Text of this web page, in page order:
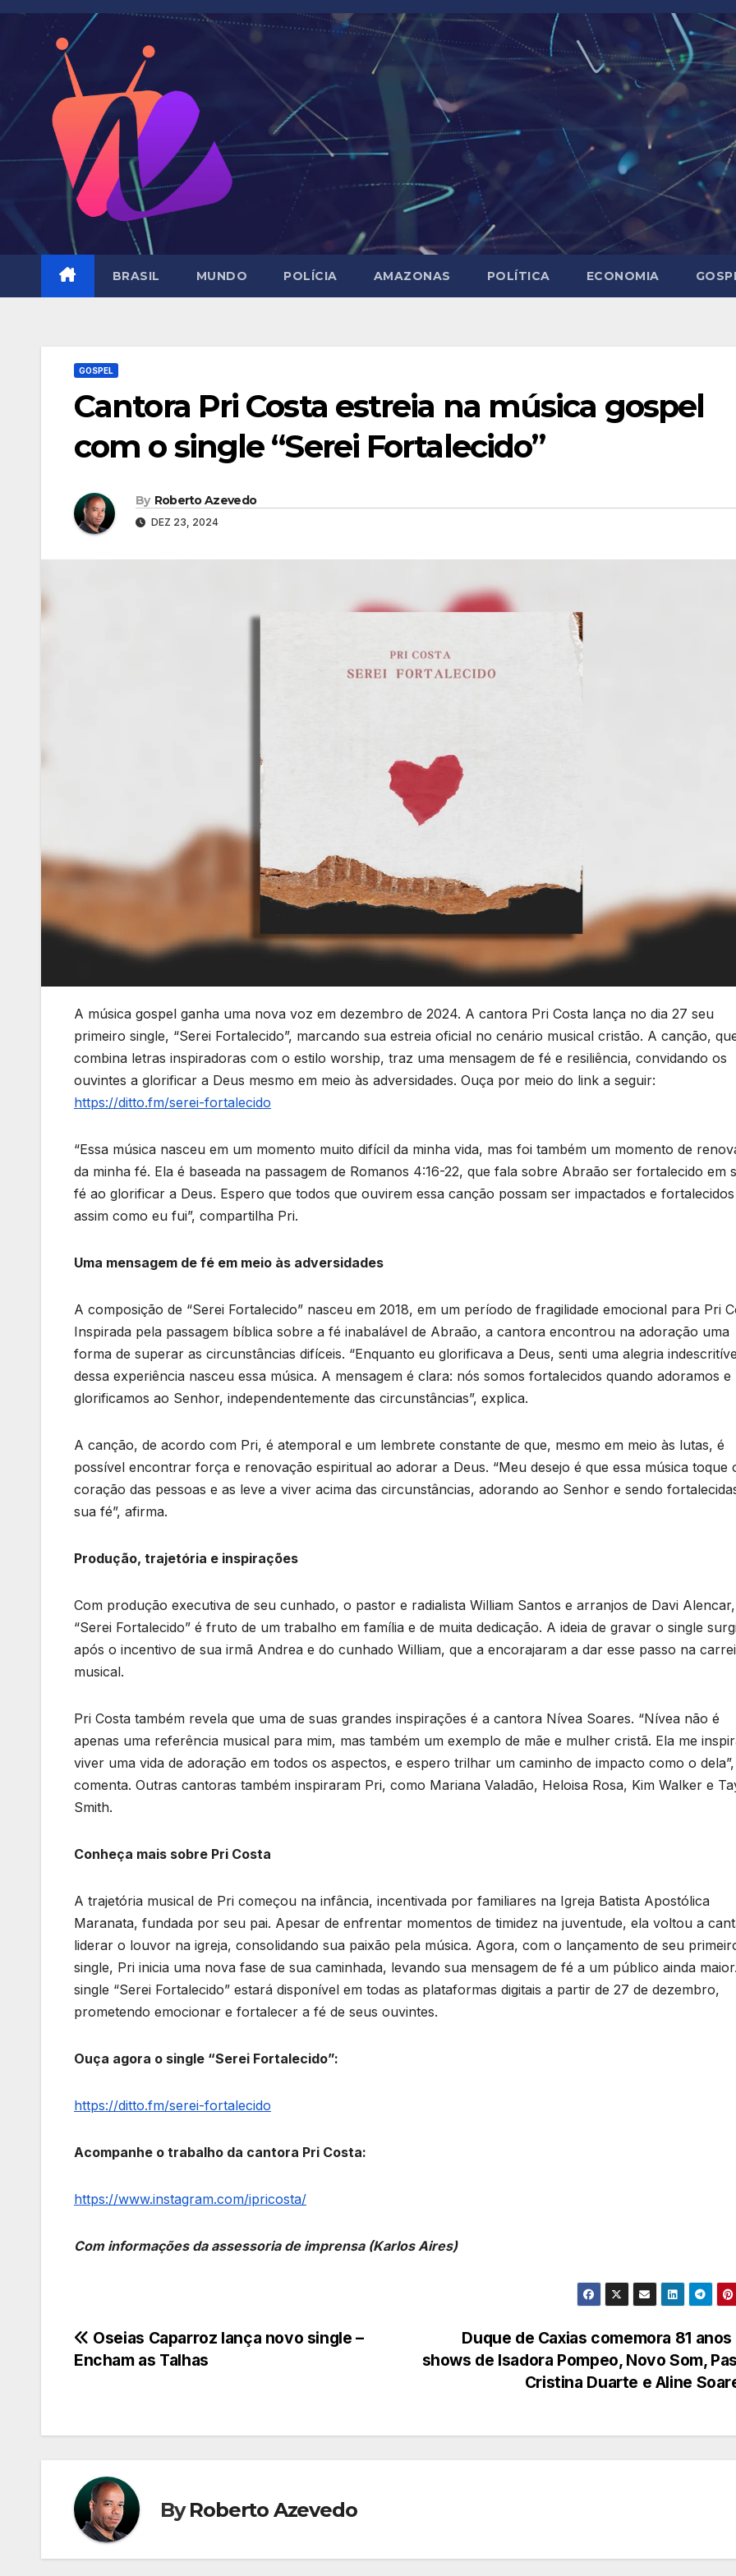
Skip
BRASIL MUNDO POLÍCIA AMAZONAS POLÍTICA ECONOMIA
GOSPEL
Cantora Pri Costa estreia na música gospel
com o single “Serei Fortalecido”
By Roberto Azevedo
DEZ 23, 2024
A música gospel ganha uma nova voz em dezembro de 2024. A cantora Pri Costa lança no dia 27 seu
primeiro single, “Serei Fortalecido”, marcando sua estreia oficial no cenário musical cristão. A canção,
combina letras inspiradoras com o estilo worship, traz uma mensagem de fé e resiliência, convidando os
ouvintes a glorificar a Deus mesmo em meio às adversidades. Ouça por meio do link a seguir:
https://ditto.fm/serei-fortalecido
“Essa música nasceu em um momento muito difícil da minha vida, mas foi também um momento de
da minha fé. Ela é baseada na passagem de Romanos 4:16-22, que fala sobre Abraão ser fortalecido em
fé ao glorificar a Deus. Espero que todos que ouvirem essa canção possam ser impactados e fortalecidos
assim como eu fui”, compartilha Pri.
Uma mensagem de fé em meio às adversidades
A composição de “Serei Fortalecido” nasceu em 2018, em um período de fragilidade emocional para Pri
Inspirada pela passagem bíblica sobre a fé inabalável de Abraão, a cantora encontrou na adoração uma
forma de superar as circunstâncias difíceis. “Enquanto eu glorificava a Deus, senti uma alegria
dessa experiência nasceu essa música. A mensagem é clara: nós somos fortalecidos quando adoramos e
glorificamos ao Senhor, independentemente das circunstâncias”, explica.
A canção, de acordo com Pri, é atemporal e um lembrete constante de que, mesmo em meio às lutas, é
possível encontrar força e renovação espiritual ao adorar a Deus. “Meu desejo é que essa música toque
coração das pessoas e as leve a viver acima das circunstâncias, adorando ao Senhor e sendo
sua fé”, afirma.
Produção, trajetória e inspirações
Com produção executiva de seu cunhado, o pastor e radialista William Santos e arranjos de Davi Alencar,
“Serei Fortalecido” é fruto de um trabalho em família e de muita dedicação. A ideia de gravar o single
após o incentivo de sua irmã Andrea e do cunhado William, que a encorajaram a dar esse passo na
musical.
Pri Costa também revela que uma de suas grandes inspirações é a cantora Nívea Soares. “Nívea não é
apenas uma referência musical para mim, mas também um exemplo de mãe e mulher cristã. Ela me
viver uma vida de adoração em todos os aspectos, e espero trilhar um caminho de impacto como o dela”,
comenta. Outras cantoras também inspiraram Pri, como Mariana Valadão, Heloisa Rosa, Kim Walker e
Smith.
Conheça mais sobre Pri Costa
A trajetória musical de Pri começou na infância, incentivada por familiares na Igreja Batista Apostólica
Maranata, fundada por seu pai. Apesar de enfrentar momentos de timidez na juventude, ela voltou a
liderar o louvor na igreja, consolidando sua paixão pela música. Agora, com o lançamento de seu
single, Pri inicia uma nova fase de sua caminhada, levando sua mensagem de fé a um público ainda
single “Serei Fortalecido” estará disponível em todas as plataformas digitais a partir de 27 de dezembro,
prometendo emocionar e fortalecer a fé de seus ouvintes.
Ouça agora o single “Serei Fortalecido”:
https://ditto.fm/serei-fortalecido
Acompanhe o trabalho da cantora Pri Costa:
https://www.instagram.com/ipricosta/
Com informações da assessoria de imprensa (Karlos Aires)
Navegação
Duque de Caxias comemora 81
shows de Isadora Pompeo, Novo Som,
Cristina Duarte e Aline
Oseias Caparroz lança novo single –
Encham as Talhas
ByRoberto Azevedo